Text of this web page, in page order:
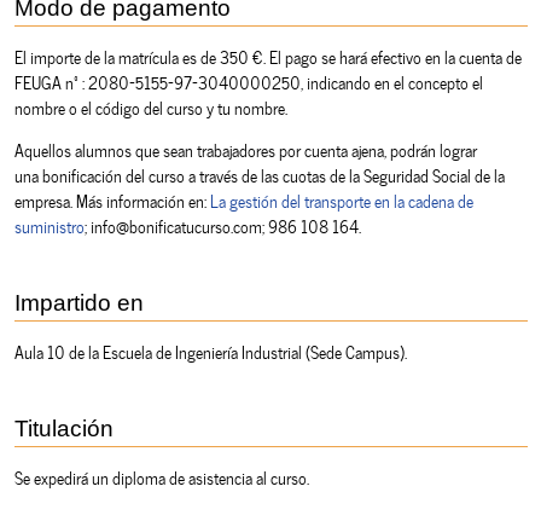
Modo de pagamento
El importe de la matrícula es de 350 €. El pago se hará efectivo en la cuenta de
FEUGA nº: 2080-5155-97-3040000250, indicando en el concepto el
nombre o el código del curso y tu nombre.
Aquellos alumnos que sean trabajadores por cuenta ajena, podrán lograr
una bonificación del curso a través de las cuotas de la Seguridad Social de la
empresa. Más información en:La gestión del transporte en la cadena de
suministro; info@bonificatucurso.com; 986 108 164.
Impartido en
Aula 10 de la Escuela de Ingeniería Industrial (Sede Campus).
Titulación
Se expedirá un diploma de asistencia al curso.